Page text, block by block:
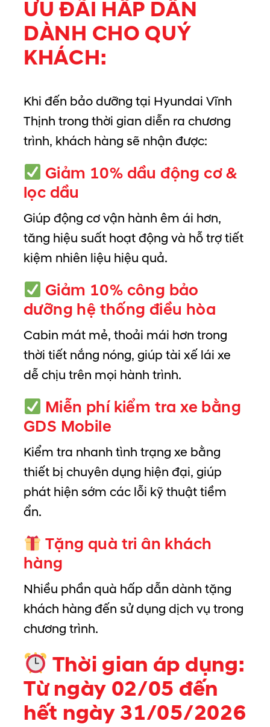
ƯU ĐÃI HẤP DẪN
DÀNH CHO QUÝ
KHÁCH:
Khi đến bảo dưỡng tại Hyundai Vĩnh
Thịnh trong thời gian diễn ra chương
trình, khách hàng sẽ nhận được:
Giảm 10% dầu động cơ &
lọc dầu
Giúp động cơ vận hành êm ái hơn,
tăng hiệu suất hoạt động và hỗ trợ tiết
kiệm nhiên liệu hiệu quả.
Giảm 10% công bảo
dưỡng hệ thống điều hòa
Cabin mát mẻ, thoải mái hơn trong
thời tiết nắng nóng, giúp tài xế lái xe
dễ chịu trên mọi hành trình.
Miễn phí kiểm tra xe bằng
GDS Mobile
Kiểm tra nhanh tình trạng xe bằng
thiết bị chuyên dụng hiện đại, giúp
phát hiện sớm các lỗi kỹ thuật tiềm
ẩn.
Tặng quà tri ân khách
hàng
Nhiều phần quà hấp dẫn dành tặng
khách hàng đến sử dụng dịch vụ trong
chương trình.
Thời gian áp dụng:
Từ ngày 02/05 đến
hết ngày 31/05/2026